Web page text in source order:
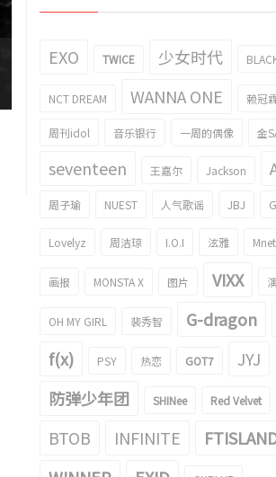
EXO TWICE 少女时代
NCT DREAM WANNA ONE 赖冠
周刊idol 音乐银行 一周的偶像 金
seventeen 王嘉尔 Jackson
周子瑜 NUEST 人气歌谣 JBJ
Lovelyz 周洁琼 I.O.I 泫雅 Mnet
画报 MONSTA X 图片 VIXX
OH MY GIRL 裴秀智 G-dragon
f(x)
PSY 热恋 GOT7
JYJ
防弹少年团
SHINee Red Velvet
BTOB INFINITE